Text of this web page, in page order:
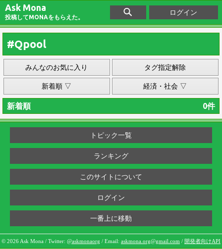
Ask Mona
投稿してMONAをもらえた。
ログイン
#Qpool
みんなのお気に入り タグ指定解除
新着順 ▽ 経済・社会 ▽
新着順 0件
トピック一覧
ランキング
このサイトについて
ログイン
一番上に移動
© 2026 Ask Mona / Twitter: @askmonaorg / Email: askmona.org@gmail.com / 開発者向けAPI